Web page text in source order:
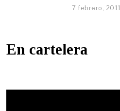
7 febrero, 2011
En cartelera